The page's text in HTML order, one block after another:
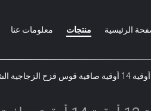
الرئيسية منتجات معلومات عنا